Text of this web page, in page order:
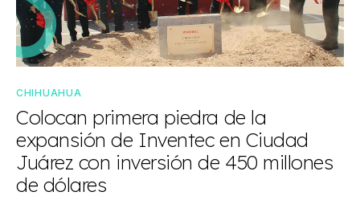
CHIHUAHUA
Colocan primera piedra de la
expansión de Inventec en Ciudad
Juárez con inversión de 450 millones
de dólares